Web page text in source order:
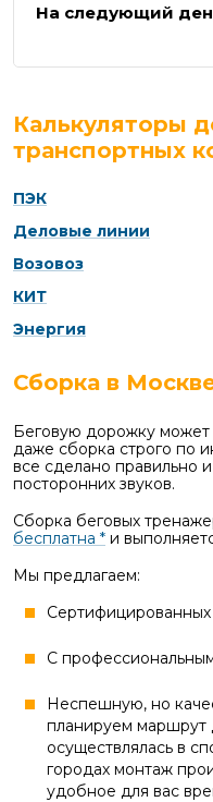
На следующий
Калькуляторы
транспортных
ПЭК
Деловые линии
Возовоз
КИТ
Энергия
Сборка в
Беговую дорожку может
даже сборка строго по
все сделано правильно
посторонних звуков.
Сборка беговых
бесплатна * и
Мы предлагаем:
Сертифицированных
С
Неспешную, но
планируем маршрут
осуществлялась в
городах монтаж
удобное для вас